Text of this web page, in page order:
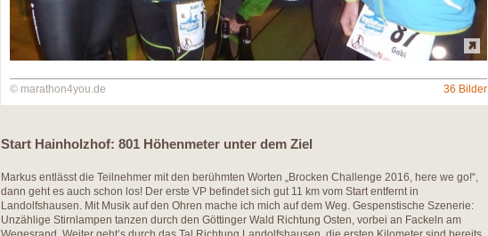
© marathon4you.de 36 Bilder
Start Hainholzhof: 801 Höhenmeter unter dem Ziel
Markus entlässt die Teilnehmer mit den berühmten Worten „Brocken Challenge 2016, here we go!“,
dann geht es auch schon los! Der erste VP befindet sich gut 11 km vom Start entfernt in
Landolfshausen. Mit Musik auf den Ohren mache ich mich auf dem Weg. Gespenstische Szenerie:
Unzählige Stirnlampen tanzen durch den Göttinger Wald Richtung Osten, vorbei an Fackeln am